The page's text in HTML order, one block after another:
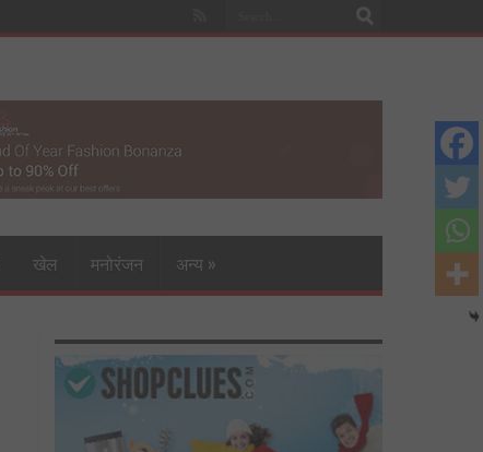
खेल मनोरंजन अन्य »